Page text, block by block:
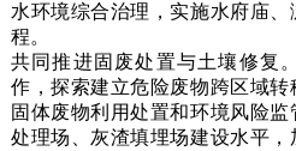
水环境综合治理，实施水府庙
程。
共同推进固废处置与土壤修复
作，探索建立危险废物跨区域
固体废物利用处置和环境风险
处理场、灰渣填埋场建设水平